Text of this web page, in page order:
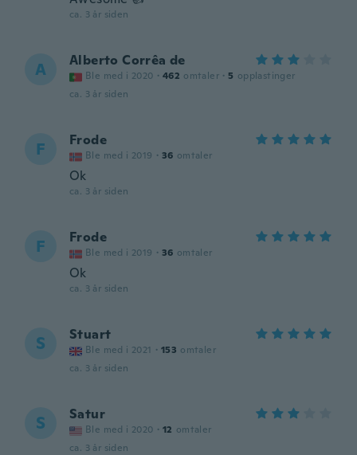
ca. 3 år siden
A Alberto Corrêa de
Ble med i 2020 · 462 omtaler · 5 opplastinger
ca. 3 år siden
F Frode
Ble med i 2019 · 36 omtaler
Ok
ca. 3 år siden
F Frode
Ble med i 2019 · 36 omtaler
Ok
ca. 3 år siden
S Stuart
Ble med i 2021 · 153 omtaler
ca. 3 år siden
S Satur
Ble med i 2020 · 12 omtaler
ca. 3 år siden